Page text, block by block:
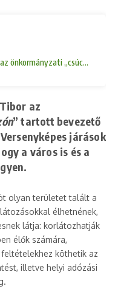
önkormányzati
az
” tartott bevezető
járások
a város is és a
olyan területet talált a
élhetnének,
látja: korlátozhatják
élők számára,
köthetik az
illetve helyi adózási